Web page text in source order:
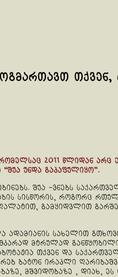
2011 წლიდან
უნდა გაკაფულიყო”.
შუა -ვნებს
სისწორის, როგორც
გამყიდვლით
ადამიანის სახელით
მტრულად
თქვენ და
ბატონ ირაკლი
მშვიდობაზე , დიახ, ეს